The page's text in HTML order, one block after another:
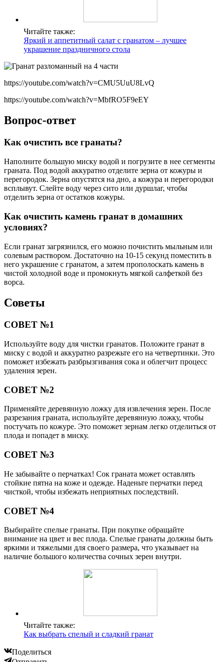
Читайте также:
Яркий и аппетитный салат с гранатом – лучшее
украшение праздничного стола
https://youtube.com/watch?v=CMU5UuU8LvQ
https://youtube.com/watch?v=MbfRO5F9eEY
Вопрос-ответ
Как очистить все гранаты?
Наполните большую миску водой и погрузите в нее сегменты
граната. Под водой аккуратно отделите зерна от кожуры и
перегородок. Зерна опустятся на дно, а кожура и перегородки
всплывут. Слейте воду через сито или дуршлаг, чтобы
отделить зерна от остатков кожуры.
Как очистить камень гранат в домашних
условиях?
Если гранат загрязнился, его можно почистить мыльным или
солевым раствором. Достаточно на 10-15 секунд поместить в
него украшение с гранатом, а затем прополоскать камень в
чистой холодной воде и промокнуть мягкой салфеткой без
ворса.
Советы
СОВЕТ №1
Используйте воду для чистки гранатов. Положите гранат в
миску с водой и аккуратно разрежьте его на четвертинки. Это
поможет избежать разбрызгивания сока и облегчит процесс
удаления зерен.
СОВЕТ №2
Применяйте деревянную ложку для извлечения зерен. После
разрезания граната, используйте деревянную ложку, чтобы
постучать по кожуре. Это поможет зернам легко отделиться от
плода и попадет в миску.
СОВЕТ №3
Не забывайте о перчатках! Сок граната может оставлять
стойкие пятна на коже и одежде. Наденьте перчатки перед
чисткой, чтобы избежать неприятных последствий.
СОВЕТ №4
Выбирайте спелые гранаты. При покупке обращайте
внимание на цвет и вес плода. Спелые гранаты должны быть
яркими и тяжелыми для своего размера, что указывает на
наличие большого количества сочных зерен внутри.
Читайте также:
Как выбрать спелый и сладкий гранат
Поделиться